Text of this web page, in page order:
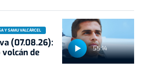
55:14
Y SAMU VALCÁRCEL
(07.08.26):
volcán de